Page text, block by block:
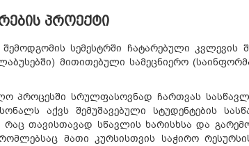
ᲞᲠᲝᲔᲥᲢᲘ
სემესტრში ჩატარებული კვლევის
მითითებული სამეცნიერო
პროცესში სრულფასოვნად ჩართვას
აქვს შემუშავებული სტუდენტების
რაც თავისთავად სწავლის ხარისხსა და
მათი კურსისთვის საჭირო